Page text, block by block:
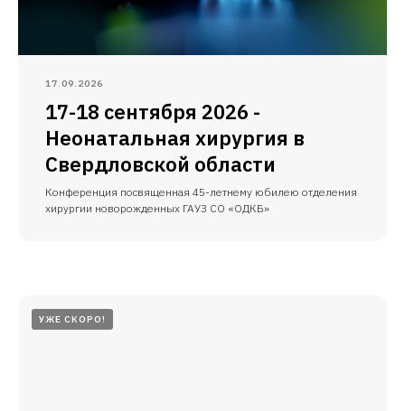
17.09.2026
17-18 сентября 2026 -
Неонатальная хирургия в
Свердловской области
Конференция посвященная 45-летнему юбилею отделения
хирургии новорожденных ГАУЗ СО «ОДКБ»
УЖЕ СКОРО!